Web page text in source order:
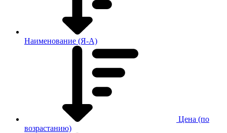
Наименование (Я-А)
Цена (по
возрастанию)